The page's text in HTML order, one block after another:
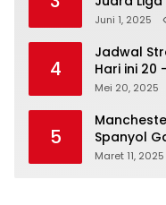
Nerazzurri
Juni 1, 2025
4
Jadwal
Hari ini 20
vs
Mei 20, 2025
5
Spanyol
Maret 11, 2025